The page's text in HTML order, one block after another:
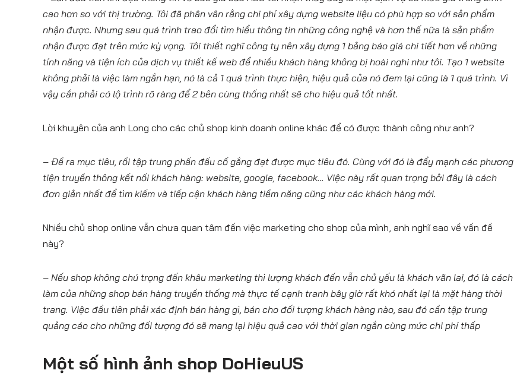
cao hơn so với thị trường. Tôi đã phân vân rằng chi phí xây dựng website liệu có phù hợp so với sản phẩm
nhận được. Nhưng sau quá trình trao đổi tìm hiểu thông tin những công nghệ và hơn thế nữa là sản phẩm
nhận được đạt trên mức kỳ vọng. Tôi thiết nghĩ công ty nên xây dựng 1 bảng báo giá chi tiết hơn về những
tính năng và tiện ích của dịch vụ thiết kế web để nhiều khách hàng không bị hoài nghi như tôi. Tạo 1 website
không phải là việc làm ngắn hạn, nó là cả 1 quá trình thực hiện, hiệu quả của nó đem lại cũng là 1 quá trình. Vì
vậy cần phải có lộ trình rõ ràng để 2 bên cùng thống nhất sẽ cho hiệu quả tốt nhất.
Lời khuyên của anh Long cho các chủ shop kinh doanh online khác để có được thành công như anh?
– Đề ra mục tiêu, rồi tập trung phấn đấu cố gắng đạt được mục tiêu đó. Cùng với đó là đẩy mạnh các phương
tiện truyền thông kết nối khách hàng: website, google, facebook… Việc này rất quan trọng bởi đây là cách
đơn giản nhất để tìm kiếm và tiếp cận khách hàng tiềm năng cũng như các khách hàng mới.
Nhiều chủ shop online vẫn chưa quan tâm đến việc marketing cho shop của mình, anh nghĩ sao về vấn đề
này?
– Nếu shop không chú trọng đến khâu marketing thì lượng khách đến vẫn chủ yếu là khách vãn lai, đó là cách
làm của những shop bán hàng truyền thống mà thực tế cạnh tranh bây giờ rất khó nhất lại là mặt hàng thời
trang. Việc đầu tiên phải xác định bán hàng gì, bán cho đối tượng khách hàng nào, sau đó cần tập trung
quảng cáo cho những đối tượng đó sẽ mang lại hiệu quả cao với thời gian ngắn cùng mức chi phí thấp
Một số hình ảnh shop DoHieuUS